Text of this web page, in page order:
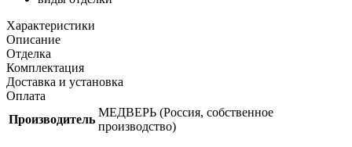
Характеристики
Описание
Отделка
Комплектация
Доставка и установка
Оплата
Производитель
МЕДВЕРЬ (Россия, собственное
производство)